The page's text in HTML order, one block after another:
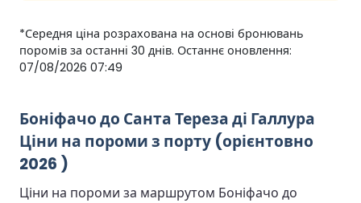
*Середня ціна розрахована на основі бронювань
поромів за останні 30 днів. Останнє оновлення:
07/08/2026 07:49
Боніфачо до Санта Тереза ді Галлура
Ціни на пороми з порту (орієнтовно
2026 )
Ціни на пороми за маршрутом Боніфачо до